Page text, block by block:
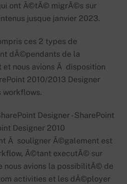
ont Ã©tÃ© migrÃ©s sur
jusque janvier 2023.
ces 2 types de
dÃ©pendants de la
nous avions Ã disposition
2010/2013 Designer
workflows.
Designer 2010
Ã souligner Ã©galement est
Ã©tant executÃ© sur
nous avions la possibilitÃ© de
activities et les dÃ©ployer